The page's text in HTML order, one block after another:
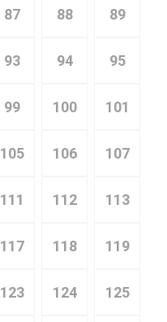
87 88 89
93 94 95
99 100 101
105 106 107
111 112 113
117 118 119
123 124 125